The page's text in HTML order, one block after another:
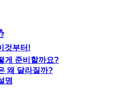
것부터!
게 준비할까요?
왜 달라질까?
명